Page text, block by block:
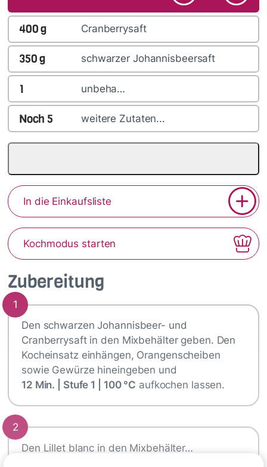
Zubereitung
1
Den schwarzen Johannisbeer- und
Cranberrysaft in den Mixbehälter geben. Den
Kocheinsatz einhängen, Orangenscheiben
sowie Gewürze hineingeben und
12 Min. | Stufe 1 | 100 °C aufkochen lassen.
2
Den Lillet blanc in den Mixbehälter…
400g Cranberrysaft
350g schwarzer Johannisbeersaft
1 unbeha…
Noch5 weitere Zutaten...
In die Einkaufsliste
Kochmodus starten